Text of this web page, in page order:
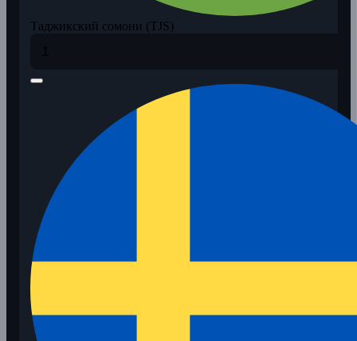
Таджикский сомони (TJS)